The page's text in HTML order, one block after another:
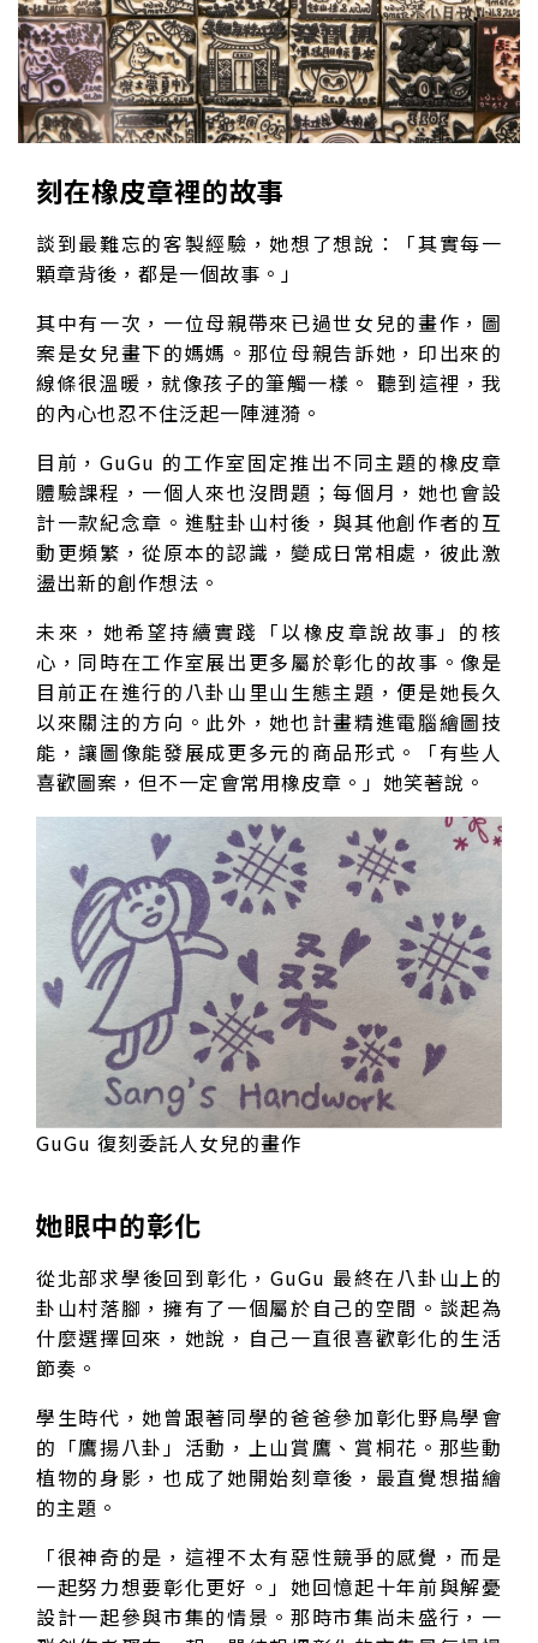
刻在橡皮章裡的故事
談到最難忘的客製經驗，她想了想說：「其實每一
顆章背後，都是一個故事。」
其中有一次，一位母親帶來已過世女兒的畫作，圖
案是女兒畫下的媽媽。那位母親告訴她，印出來的
線條很溫暖，就像孩子的筆觸一樣。 聽到這裡，我
的內心也忍不住泛起一陣漣漪。
目前，GuGu 的工作室固定推出不同主題的橡皮章
體驗課程，一個人來也沒問題；每個月，她也會設
計一款紀念章。進駐卦山村後，與其他創作者的互
動更頻繁，從原本的認識，變成日常相處，彼此激
盪出新的創作想法。
未來，她希望持續實踐「以橡皮章說故事」的核
心，同時在工作室展出更多屬於彰化的故事。像是
目前正在進行的八卦山里山生態主題，便是她長久
以來關注的方向。此外，她也計畫精進電腦繪圖技
能，讓圖像能發展成更多元的商品形式。「有些人
喜歡圖案，但不一定會常用橡皮章。」她笑著說。
GuGu 復刻委託人女兒的畫作
她眼中的彰化
從北部求學後回到彰化，GuGu 最終在八卦山上的
卦山村落腳，擁有了一個屬於自己的空間。談起為
什麼選擇回來，她說，自己一直很喜歡彰化的生活
節奏。
學生時代，她曾跟著同學的爸爸參加彰化野鳥學會
的「鷹揚八卦」活動，上山賞鷹、賞桐花。那些動
植物的身影，也成了她開始刻章後，最直覺想描繪
的主題。
「很神奇的是，這裡不太有惡性競爭的感覺，而是
一起努力想要彰化更好。」她回憶起十年前與解憂
設計一起參與市集的情景。那時市集尚未盛行，一